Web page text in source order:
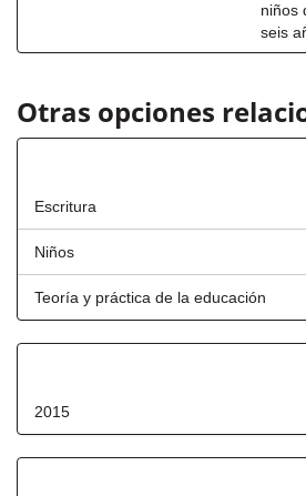
niños
seis
Otras opciones
Escritura
Niños
Teoría y práctica de la educación
2015